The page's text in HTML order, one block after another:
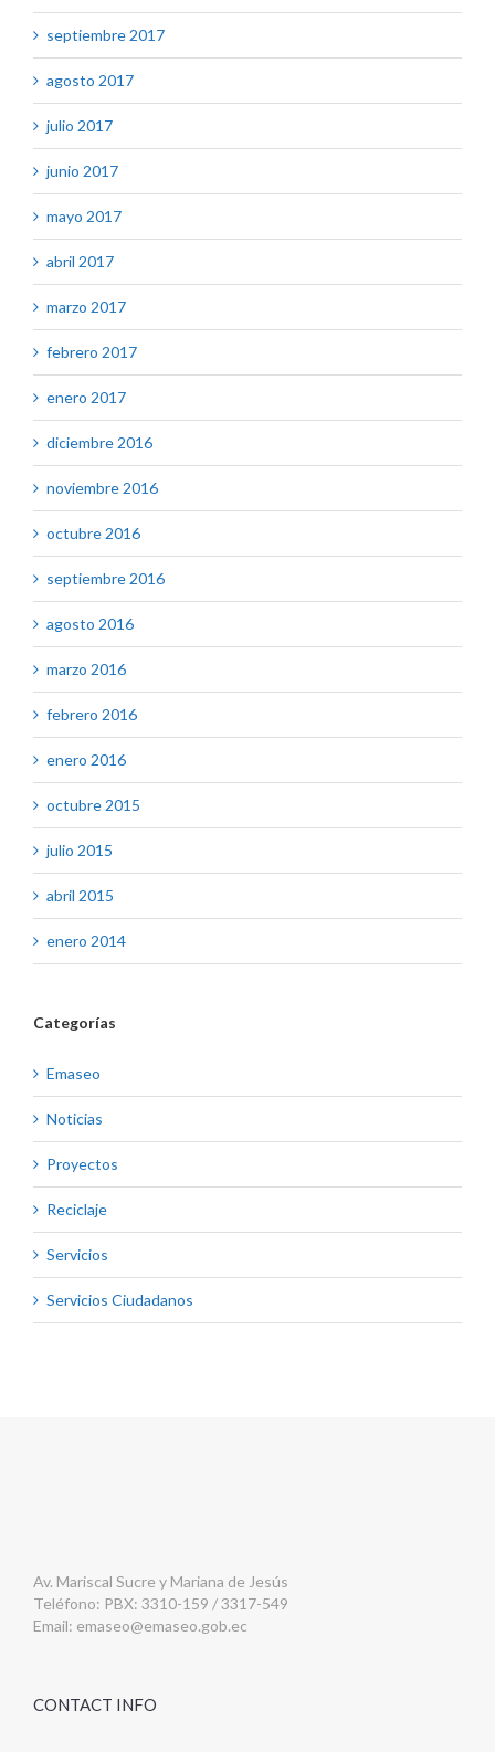
septiembre 2017
agosto 2017
julio 2017
junio 2017
mayo 2017
abril 2017
marzo 2017
febrero 2017
enero 2017
diciembre 2016
noviembre 2016
octubre 2016
septiembre 2016
agosto 2016
marzo 2016
febrero 2016
enero 2016
octubre 2015
julio 2015
abril 2015
enero 2014
Categorías
Emaseo
Noticias
Proyectos
Reciclaje
Servicios
Servicios Ciudadanos
Av. Mariscal Sucre y Mariana de Jesús
Teléfono: PBX: 3310-159 / 3317-549
Email: emaseo@emaseo.gob.ec
CONTACT INFO